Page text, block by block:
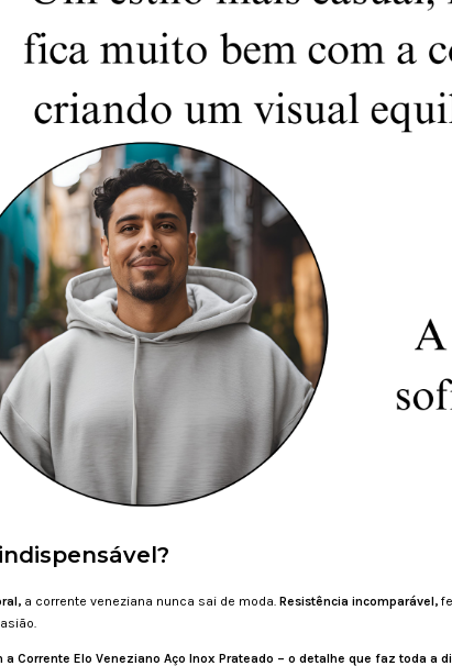
a corrente veneziana nunca sai de moda. Resistência incomparável,
a Corrente Elo Veneziano Aço Inox Prateado – o detalhe que faz toda a